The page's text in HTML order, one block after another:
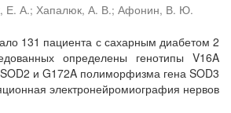
Е. А.; Хапалюк, А. В.; Афонин, В. Ю.
131 пациента с сахарным диабетом 2
определены генотипы V16A
и G172A полиморфизма гена SOD3
электронейромиография нервов